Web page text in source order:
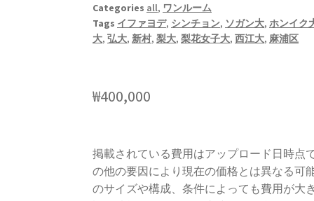
Categories all, ワンルーム
Tags イファヨデ, シンチョン, ソガン大, ホンイク
大, 弘大, 新村, 梨大, 梨花女子大, 西江大, 麻浦区
₩400,000
掲載されている費用はアップロード日時点
の他の要因により現在の価格とは異なる可
のサイズや構成、条件によっても費用が大